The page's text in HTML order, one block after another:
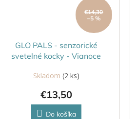
€14,30
–5 %
GLO PALS - senzorické
svetelné kocky - Vianoce
Skladom (2 ks)
€13,50
Do košíka